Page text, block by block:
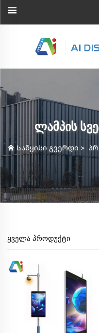
ლამპის
Საწყისი გვერდი >
ᲧᲕᲔᲚᲐ ᲞᲠᲝᲓᲣᲥᲢᲘ